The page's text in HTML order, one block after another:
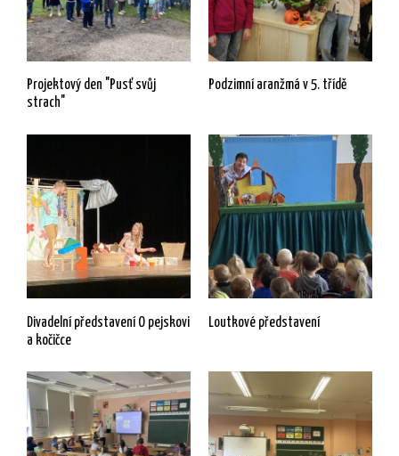
Projektový den "Pusť svůj
strach"
Podzimní aranžmá v 5. třídě
Divadelní představení O pejskovi
a kočičce
Loutkové představení